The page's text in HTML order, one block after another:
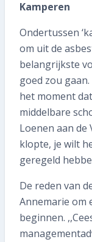
Kamperen
Ondertussen
om uit de
belangrijkste
goed zou
het moment
middelbare
Loenen aan de
klopte, je wilt
geregeld
De reden van
Annemarie om
beginnen.